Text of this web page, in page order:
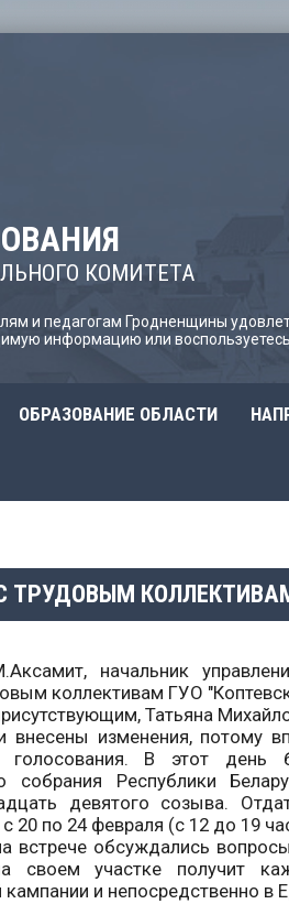
КОМИТЕТА
и педагогам Гродненщины
информацию или
ОБРАЗОВАНИЕ ОБЛАСТИ
ТРУДОВЫМ
начальник
коллективам ГУО
Татьяна
внесены изменения, потому
В этот день
собрания Республики
девятого созыва.
20 по 24 февраля (с 12 до 19
встрече обсуждались
своем участке получит
и непосредственно в